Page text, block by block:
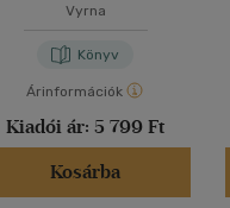
Vyrna
Könyv
Árinformációk
Kiadói ár: 5 799 Ft
Kosárba